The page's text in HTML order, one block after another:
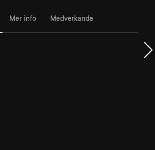
Mer info Medverkande